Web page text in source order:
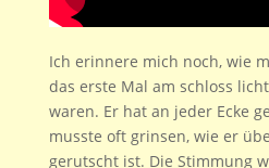
Ich erinnere mich noch, wie
das erste Mal am schloss
waren. Er hat an jeder Ecke
musste oft grinsen, wie er
gerutscht ist. Die Stimmung